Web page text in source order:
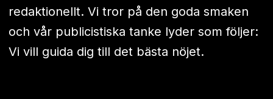
redaktionellt. Vi tror på den goda smaken
och vår publicistiska tanke lyder som följer:
Vi vill guida dig till det bästa nöjet.